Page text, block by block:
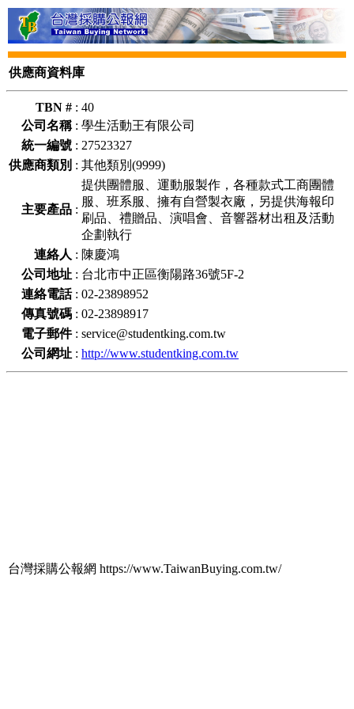
供應商資料庫
TBN # : 40
公司名稱: 學生活動王有限公司
統一編號 : 27523327
供應商類別 : 其他類別(9999)
主要產品 :
提供團體服、運動服製作，各種款式工商團體
服、班系服、擁有自營製衣廠，另提供海報印
刷品、禮贈品、演唱會、音響器材出租及活動
企劃執行
連絡人 : 陳慶鴻
公司地址 : 台北市中正區衡陽路36號5F-2
連絡電話: 02-23898952
傳真號碼 : 02-23898917
電子郵件: service@studentking.com.tw
公司網址 : http://www.studentking.com.tw
台灣採購公報網 https://www.TaiwanBuying.com.tw/